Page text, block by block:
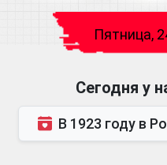
Пятница,
Сегодня у
В 1923 году в Ростове-на-Дону родился